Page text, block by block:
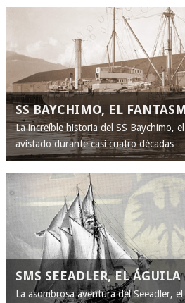
SS BAYCHIMO, EL
La increíble historia del SS Baychimo,
avistado durante casi cuatro décadas
SMS SEEADLER, EL
La asombrosa aventura del Seeadler,